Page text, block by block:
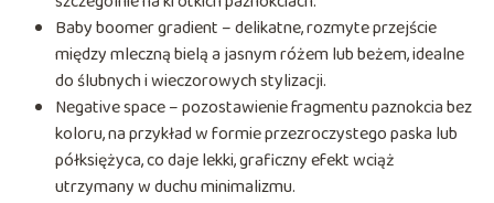
Baby boomer gradient – delikatne, rozmyte przejście
między mleczną bielą a jasnym różem lub beżem, idealne
do ślubnych i wieczorowych stylizacji.
Negative space – pozostawienie fragmentu paznokcia bez
koloru, na przykład w formie przezroczystego paska lub
półksiężyca, co daje lekki, graficzny efekt wciąż
utrzymany w duchu minimalizmu.